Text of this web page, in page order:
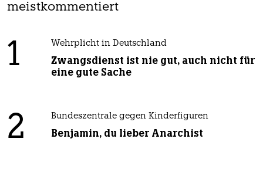
meistkommentiert
1 Wehrplicht in Deutschland
Zwangsdienst ist nie gut, auch nicht für
eine gute Sache
2 Bundeszentrale gegen Kinderfiguren
Benjamin, du lieber Anarchist